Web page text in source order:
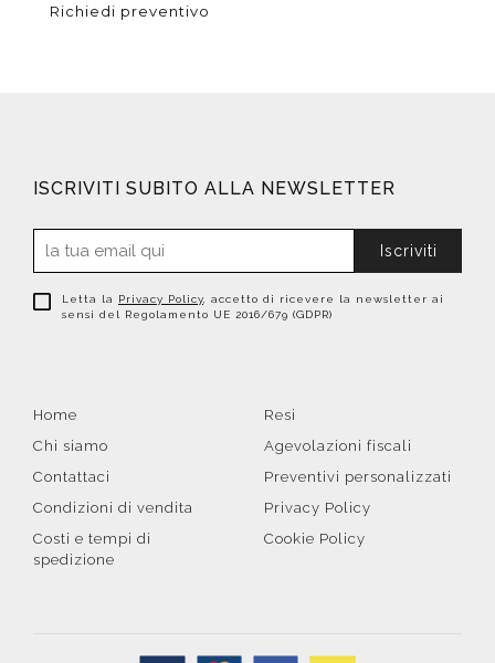
Richiedi preventivo
ISCRIVITI SUBITO ALLA NEWSLETTER
Iscriviti
Letta la Privacy Policy , accetto di ricevere la newsletter ai
sensi del Regolamento UE 2016/679 (GDPR)
Home
Chi siamo
Contattaci
Condizioni di vendita
Costi e tempi di
spedizione
Resi
Agevolazioni fiscali
Preventivi personalizzati
Privacy Policy
Cookie Policy